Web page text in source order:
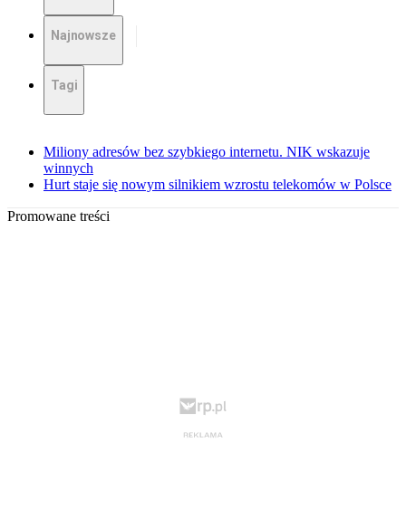
Najnowsze
Tagi
Miliony adresów bez szybkiego internetu. NIK wskazuje
winnych
Hurt staje się nowym silnikiem wzrostu telekomów w Polsce
Promowane treści